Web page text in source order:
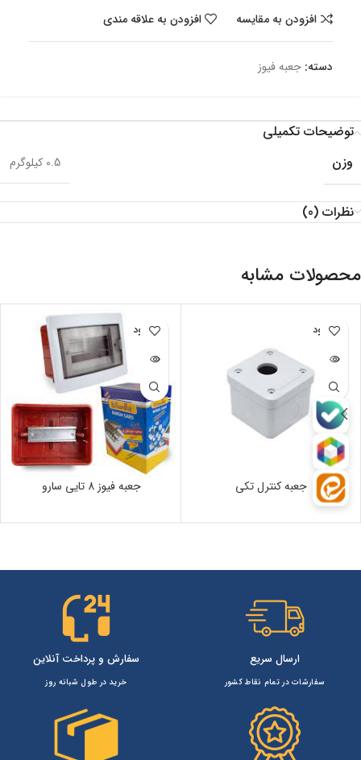
افزودن به مقایسه افزودن به علاقه مندی
دسته: جعبه فیوز
توضیحات تکمیلی
وزن
0.5 کیلوگرم
نظرات (0)
محصولات مشابه
ناموجود
جعبه کنترل تکی
ناموجود
جعبه فیوز 8 تایی سارو
ارسال سریع
سفارشات در تمام نقاط کشور
سفارش و پرداخت آنلاین
خرید در طول شبانه روز